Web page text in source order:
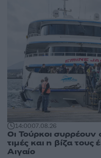
14:0007.08.26
Οι Τούρκοι συρρέουν
τιμές και η βίζα
Αιγαίο